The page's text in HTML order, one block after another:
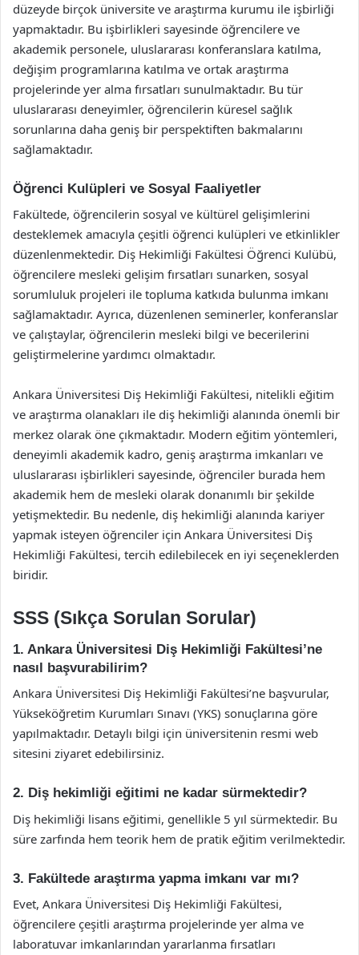
düzeyde birçok üniversite ve araştırma kurumu ile işbirliği
yapmaktadır. Bu işbirlikleri sayesinde öğrencilere ve
akademik personele, uluslararası konferanslara katılma,
değişim programlarına katılma ve ortak araştırma
projelerinde yer alma fırsatları sunulmaktadır. Bu tür
uluslararası deneyimler, öğrencilerin küresel sağlık
sorunlarına daha geniş bir perspektiften bakmalarını
sağlamaktadır.
Öğrenci Kulüpleri ve Sosyal Faaliyetler
Fakültede, öğrencilerin sosyal ve kültürel gelişimlerini
desteklemek amacıyla çeşitli öğrenci kulüpleri ve etkinlikler
düzenlenmektedir. Diş Hekimliği Fakültesi Öğrenci Kulübü,
öğrencilere mesleki gelişim fırsatları sunarken, sosyal
sorumluluk projeleri ile topluma katkıda bulunma imkanı
sağlamaktadır. Ayrıca, düzenlenen seminerler, konferanslar
ve çalıştaylar, öğrencilerin mesleki bilgi ve becerilerini
geliştirmelerine yardımcı olmaktadır.
Ankara Üniversitesi Diş Hekimliği Fakültesi, nitelikli eğitim
ve araştırma olanakları ile diş hekimliği alanında önemli bir
merkez olarak öne çıkmaktadır. Modern eğitim yöntemleri,
deneyimli akademik kadro, geniş araştırma imkanları ve
uluslararası işbirlikleri sayesinde, öğrenciler burada hem
akademik hem de mesleki olarak donanımlı bir şekilde
yetişmektedir. Bu nedenle, diş hekimliği alanında kariyer
yapmak isteyen öğrenciler için Ankara Üniversitesi Diş
Hekimliği Fakültesi, tercih edilebilecek en iyi seçeneklerden
biridir.
SSS (Sıkça Sorulan Sorular)
1. Ankara Üniversitesi Diş Hekimliği Fakültesi’ne
nasıl başvurabilirim?
Ankara Üniversitesi Diş Hekimliği Fakültesi’ne başvurular,
Yükseköğretim Kurumları Sınavı (YKS) sonuçlarına göre
yapılmaktadır. Detaylı bilgi için üniversitenin resmi web
sitesini ziyaret edebilirsiniz.
2. Diş hekimliği eğitimi ne kadar sürmektedir?
Diş hekimliği lisans eğitimi, genellikle 5 yıl sürmektedir. Bu
süre zarfında hem teorik hem de pratik eğitim verilmektedir.
3. Fakültede araştırma yapma imkanı var mı?
Evet, Ankara Üniversitesi Diş Hekimliği Fakültesi,
öğrencilere çeşitli araştırma projelerinde yer alma ve
laboratuvar imkanlarından yararlanma fırsatları